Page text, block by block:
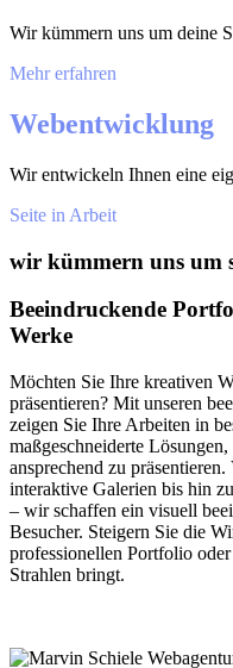
Wir kümmern uns um deine
Mehr erfahren
Webentwicklung
Wir entwickeln Ihnen eine
Seite in Arbeit
wir kümmern uns um
Beeindruckende
Werke
Möchten Sie Ihre kreativen
präsentieren? Mit unseren
zeigen Sie Ihre Arbeiten in
maßgeschneiderte
ansprechend zu
interaktive Galerien bis hin
– wir schaffen ein visuell
Besucher. Steigern Sie die
professionellen Portfolio
Strahlen bringt.